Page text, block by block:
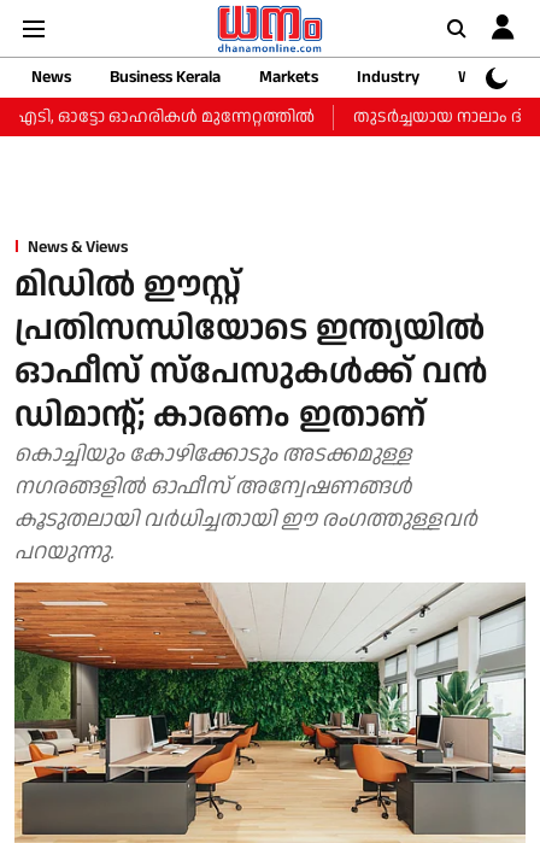
News Business Kerala Markets Industry
Web
ഓട്ടോ ഓഹരികള്‍ മുന്നേറ്റത്തില്‍
തുടർച്ചയായ നാലാം
News & Views
മിഡിൽ ഈസ്റ്റ്
പ്രതിസന്ധിയോടെ ഇന്ത്യയിൽ
ഓഫീസ് സ്പേസുകൾക്ക് വൻ
ഡിമാൻ്റ്; കാരണം ഇതാണ്
കൊച്ചിയും കോഴിക്കോടും അടക്കമുള്ള
നഗരങ്ങളില്‍ ഓഫീസ് അന്വേഷണങ്ങള്‍
കൂടുതലായി വര്‍ധിച്ചതായി ഈ രംഗത്തുള്ളവര്‍
പറയുന്നു.